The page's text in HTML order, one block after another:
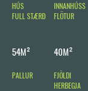
HÚS
FULL STÆRÐ
INNANHÚSS
FLÖTUR
54M² 40M²
PALLUR
FJÖLDI
HERBEGJA